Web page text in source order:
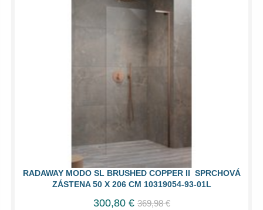
RADAWAY MODO SL BRUSHED COPPER II SPRCHOVÁ
ZÁSTENA 50 X 206 CM 10319054-93-01L
300,80 € 369,98 €